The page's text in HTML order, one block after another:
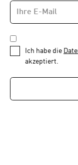
Newsletter
1
von
E-
MAIL-
ADRESSE
*
Ich habe die
akzeptiert.